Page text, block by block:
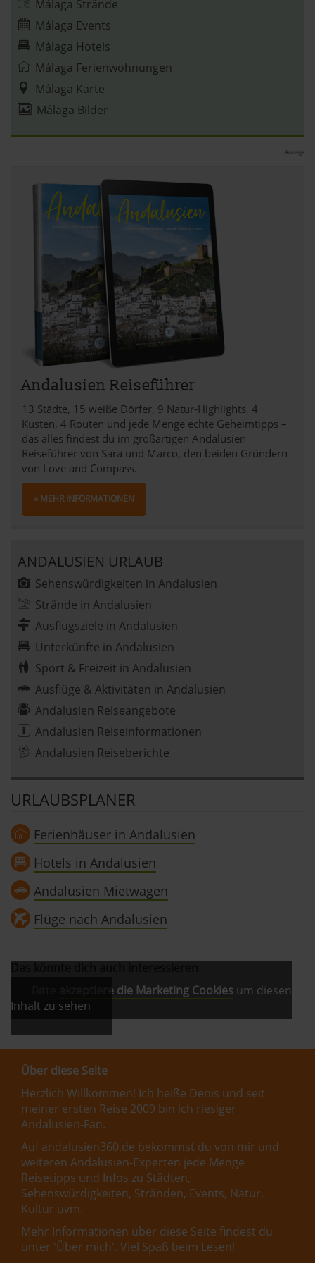
Datenschutzerklärung
Málaga Strände
Málaga Events
Málaga Hotels
Málaga Ferienwohnungen
Málaga Karte
Málaga Bilder
Anzeige
Andalusien Reiseführer
13 Städte, 15 weiße Dörfer, 9 Natur-Highlights, 4
Küsten, 4 Routen und jede Menge echte Geheimtipps –
das alles findest du im großartigen Andalusien
Reiseführer von Sara und Marco, den beiden Gründern
von Love and Compass.
» MEHR INFORMATIONEN
ANDALUSIEN URLAUB
Sehenswürdigkeiten in Andalusien
Strände in Andalusien
Ausflugsziele in Andalusien
Unterkünfte in Andalusien
Sport & Freizeit in Andalusien
Ausflüge & Aktivitäten in Andalusien
Andalusien Reiseangebote
Andalusien Reiseinformationen
Andalusien Reiseberichte
URLAUBSPLANER
Ferienhäuser in Andalusien
Hotels in Andalusien
Andalusien Mietwagen
Flüge nach Andalusien
akzeptiere die Marketing Cookies um diesen
Inhalt zu sehen
Über diese Seite
Herzlich Willkommen! Ich heiße Denis und seit
meiner ersten Reise 2009 bin ich riesiger
Andalusien-Fan.
Auf andalusien360.de bekommst du von mir und
weiteren Andalusien-Experten jede Menge
Reisetipps und Infos zu Städten,
Sehenswürdigkeiten, Stränden, Events, Natur,
Kultur uvm.
Mehr Informationen über diese Seite findest du
unter 'Über mich'. Viel Spaß beim Lesen!